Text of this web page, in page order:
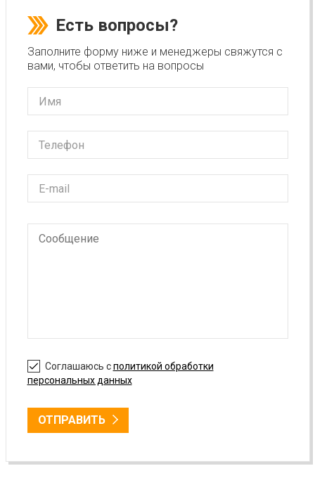
Есть вопросы?
Заполните форму ниже и менеджеры свяжутся с
вами, чтобы ответить на вопросы
Соглашаюсь сполитикой обработки
персональных данных
ОТПРАВИТЬ